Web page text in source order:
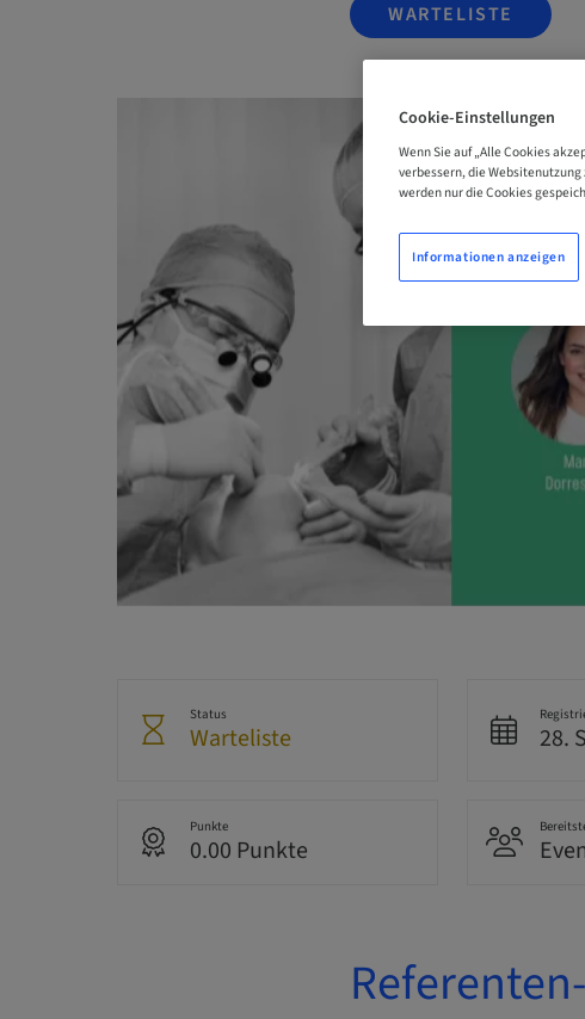
WARTELISTE
Status
Warteliste 28.
Punkte
0.00 Punkte
Cookie-Einstellungen
Wenn Sie auf „Alle Cookies
verbessern, die
werden nur die Cookies
Informationen anzeigen